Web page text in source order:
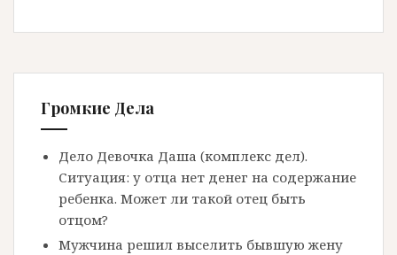
Громкие Дела
Дело Девочка Даша (комплекс дел).
Ситуация: у отца нет денег на содержание
ребенка. Может ли такой отец быть
отцом?
Мужчина решил выселить бывшую жену